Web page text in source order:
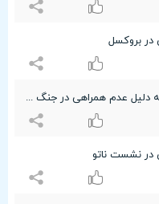
در بروکسل
اولتیماتوم واشنگتن به ناتو / تهدید اروپا به دلیل عدم همراهی در جنگ با ایران
در نشست ناتو